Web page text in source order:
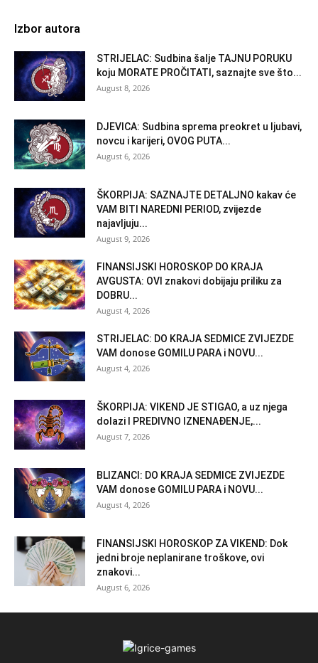
Izbor autora
STRIJELAC: Sudbina šalje TAJNU PORUKU
koju MORATE PROČITATI, saznajte sve što...
August 8, 2026
DJEVICA: Sudbina sprema preokret u ljubavi,
novcu i karijeri, OVOG PUTA...
August 6, 2026
ŠKORPIJA: SAZNAJTE DETALJNO kakav će
VAM BITI NAREDNI PERIOD, zvijezde
najavljuju...
August 9, 2026
FINANSIJSKI HOROSKOP DO KRAJA
AVGUSTA: OVI znakovi dobijaju priliku za
DOBRU...
August 4, 2026
STRIJELAC: DO KRAJA SEDMICE ZVIJEZDE
VAM donose GOMILU PARA i NOVU...
August 4, 2026
ŠKORPIJA: VIKEND JE STIGAO, a uz njega
dolazi I PREDIVNO IZNENAĐENJE,...
August 7, 2026
BLIZANCI: DO KRAJA SEDMICE ZVIJEZDE
VAM donose GOMILU PARA i NOVU...
August 4, 2026
FINANSIJSKI HOROSKOP ZA VIKEND: Dok
jedni broje neplanirane troškove, ovi
znakovi...
August 6, 2026